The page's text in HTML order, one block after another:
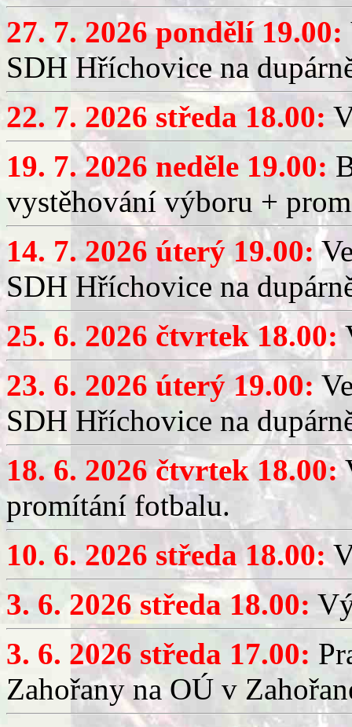
27. 7. 2026 pondělí 19.00:
SDH Hříchovice na
22. 7. 2026 středa 18.00:
19. 7. 2026 neděle 19.00:
vystěhování výboru +
14. 7. 2026 úterý 19.00:
SDH Hříchovice na
25. 6. 2026 čtvrtek 18.00:
23. 6. 2026 úterý 19.00:
SDH Hříchovice na
18. 6. 2026 čtvrtek 18.00:
promítání fotbalu.
10. 6. 2026 středa 18.00:
3. 6. 2026 středa 18.00:
3. 6. 2026 středa 17.00:
Zahořany na OÚ v